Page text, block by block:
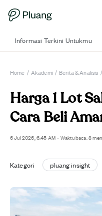
Informasi Terkini Untukmu
Home / Akademi / Berita & Analisis /
Harga 1 Lot
Cara Beli
6 Jul 2026, 6:45 AM · Waktu baca: 8
Kategori pluang insight